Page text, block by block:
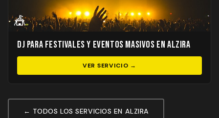
🎪
DJ para Festivales y Eventos Masivos en Alzira
VER SERVICIO →
← TODOS LOS SERVICIOS EN ALZIRA